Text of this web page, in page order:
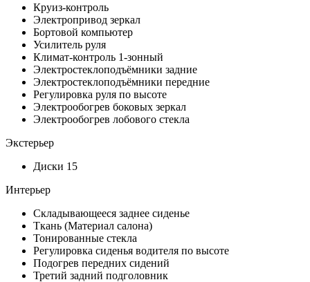
Круиз-контроль
Электропривод зеркал
Бортовой компьютер
Усилитель руля
Климат-контроль 1-зонный
Электростеклоподъёмники задние
Электростеклоподъёмники передние
Регулировка руля по высоте
Электрообогрев боковых зеркал
Электрообогрев лобового стекла
Экстерьер
Диски 15
Интерьер
Складывающееся заднее сиденье
Ткань (Материал салона)
Тонированные стекла
Регулировка сиденья водителя по высоте
Подогрев передних сидений
Третий задний подголовник